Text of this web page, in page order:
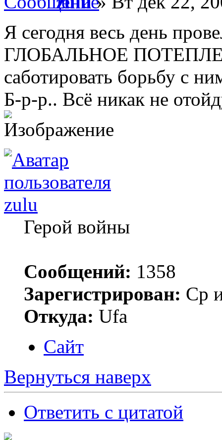
Я сегодня весь день
ГЛОБАЛЬНОЕ
саботировать борьбу с
Б-р-р.. Всё никак не
zulu
Герой войны
Сообщений: 1358
Зарегистрирован: Ср
Откуда: Ufa
Сайт
Вернуться наверх
Ответить с цитатой